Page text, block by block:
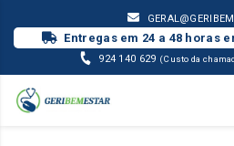
Entregas em 24 a 48 horas
924 140 629 (Custo da
MATERIAL PENSO